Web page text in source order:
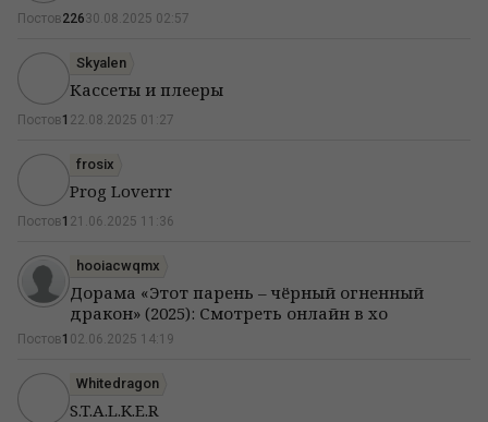
Постов22630.08.2025 02:57
Skyalen
Кассеты и плееры
Постов1 22.08.2025 01:27
frosix
Prog Loverrr
Постов1 21.06.2025 11:36
hooiacwqmx
Дорама «Этот парень – чёрный огненный
дракон» (2025): Смотреть онлайн в хо
Постов1 02.06.2025 14:19
Whitedragon
S.T.A.L.K.E.R